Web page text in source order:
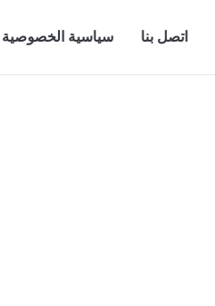
اتصل بنا سياسية الخصوصية